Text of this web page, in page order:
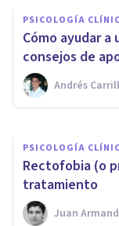
PSICOLOGÍA
Cómo ayudar
consejos de
Andrés
síntomas
las
Oscar
PSICOLOGÍA
Rectofobia (o
tratamiento
Juan